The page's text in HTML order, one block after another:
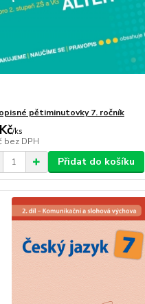
pětiminutovky 7. ročník
/ks
bez DPH
Přidat do košíku